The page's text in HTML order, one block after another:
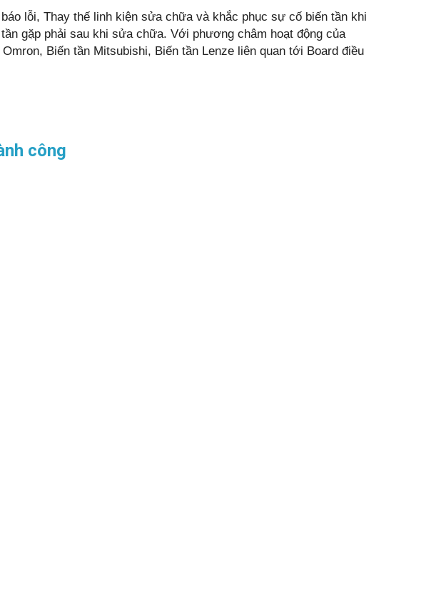
lỗi, Thay thế linh kiện sửa chữa và khắc phục sự cố biến tần khi
gặp phải sau khi sửa chữa. Với phương châm hoạt động của
Biến tần Mitsubishi, Biến tần Lenze liên quan tới Board điều
công